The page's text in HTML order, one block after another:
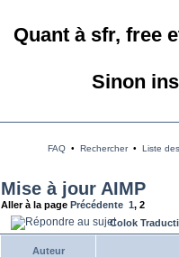
Quant à sfr, free
Sinon
FAQ • Rechercher• Liste
Mise à jour AIMP
Aller à la page Précédente 1, 2
Colok
Auteur